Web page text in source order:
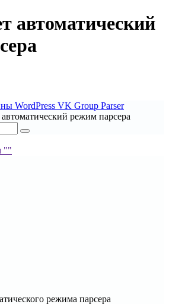
автоматический
WordPress VK Group Parser
режим парсера
""
режима парсера